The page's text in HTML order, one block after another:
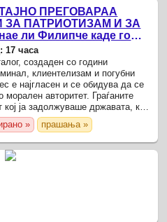
ПРЕГОВАРАА
ПАТРИОТИЗАМ И ЗА
ли Филипче каде го
ДПМНЕ
17 часа
создаден со години
клиентелизам и погубни
е најгласен и се обидува да се
морален авторитет. Граѓаните
ја задолжуваше државата, кој
кој ја доведе до најниско ниво
» прашања »